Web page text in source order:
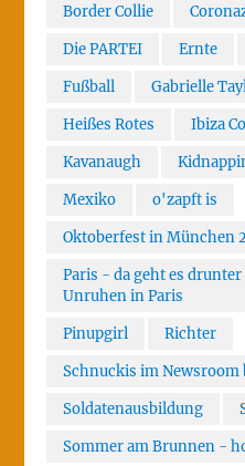
Border Collie
Die PARTEI
Ernte
Fußball
Gabrielle
Heißes Rotes
Ibiza
Kavanaugh
Mexiko
o'zapft is
Oktoberfest in München
Paris - da geht es
Unruhen in Paris
Pinupgirl
Richter
Schnuckis im Newsroom
Soldatenausbildung
Sommer am Brunnen -